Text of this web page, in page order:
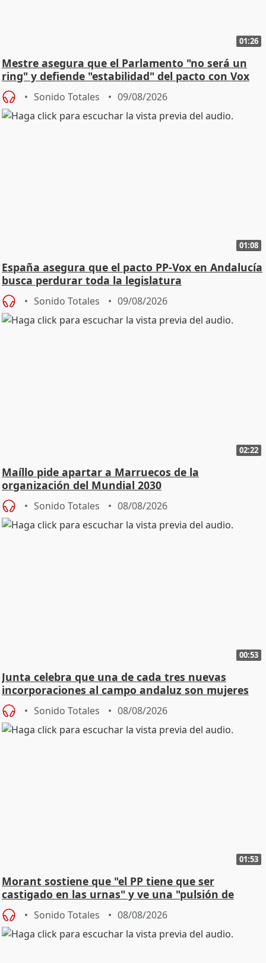
01:26
Mestre asegura que el Parlamento "no será un
ring" y defiende "estabilidad" del pacto con Vox
Sonido Totales 09/08/2026
01:08
España asegura que el pacto PP-Vox en Andalucía
busca perdurar toda la legislatura
Sonido Totales 09/08/2026
02:22
Maíllo pide apartar a Marruecos de la
organización del Mundial 2030
Sonido Totales 08/08/2026
00:53
Junta celebra que una de cada tres nuevas
incorporaciones al campo andaluz son mujeres
jóvenes
Sonido Totales 08/08/2026
01:53
Morant sostiene que "el PP tiene que ser
castigado en las urnas" y ve una "pulsión de
cambio"
Sonido Totales 08/08/2026